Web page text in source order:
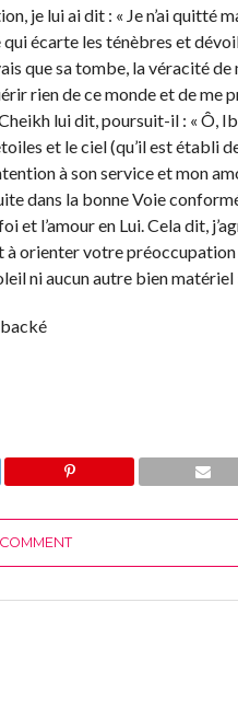
je lui ai dit : « Je n’ai quitté
écarte les ténèbres et
que sa tombe, la véracité
rien de ce monde et de me
lui dit, poursuit-il : « Ô,
et le ciel (qu’il est établi
à son service et mon
dans la bonne Voie
et l’amour en Lui. Cela dit,
orienter votre
ni aucun autre bien matériel